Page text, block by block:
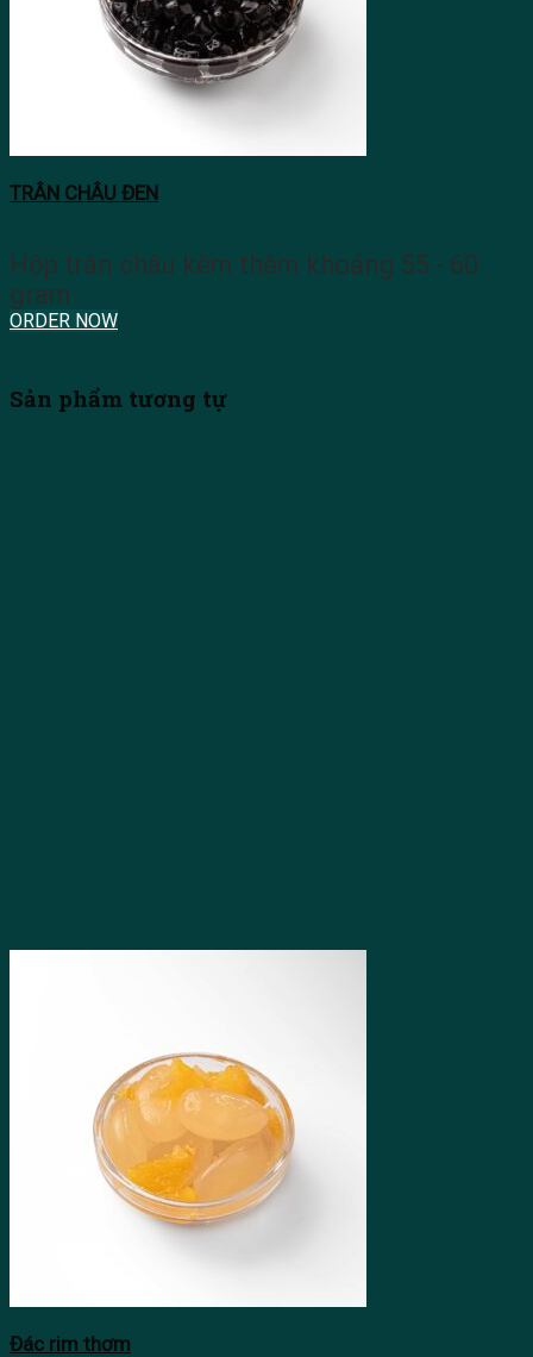
TRÂN CHÂU ĐEN
Hộp trân châu kèm thêm khoảng 55 - 60
gram
ORDER NOW
Sản phẩm tương tự
Đác rim thơm